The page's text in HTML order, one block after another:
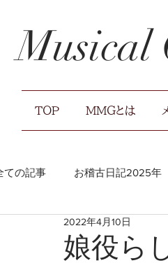
Musical
TOP MMGとは
ての記事 お稽古日記2025年
お稽古日記2021年
娘役ら
2022年4月10日